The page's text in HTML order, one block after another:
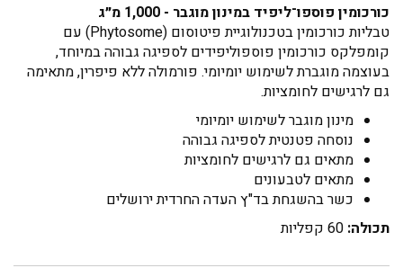
כורכומין פוספו־ליפיד במינון מוגבר - 1,000 מ״ג
טבליות כורכומין בטכנולוגיית פיטוסום (Phytosome) עם
קומפלקס כורכומין פוספוליפידים לספיגה גבוהה במיוחד,
בעוצמה מוגברת לשימוש יומיומי. פורמולה ללא פיפרין, מתאימה
גם לרגישים לחומציות.
מינון מוגבר לשימוש יומיומי
נוסחה פטנטית לספיגה גבוהה
מתאים גם לרגישים לחומציות
מתאים לטבעונים
כשר בהשגחת בד"ץ העדה החרדית ירושלים
תכולה: 60 קפליות